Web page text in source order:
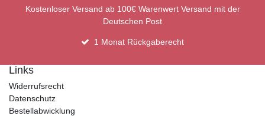
Kostenloser Versand ab 100€ Warenwert Versand mit der
Deutschen Post
1 Monat Rückgaberecht
Links
Widerrufsrecht
Datenschutz
Bestellabwicklung